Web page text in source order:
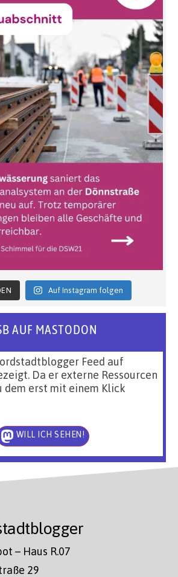
Auf Instagram folgen
AUF MASTODON
Feed auf
Da er externe Ressourcen
dem erst mit einem Klick
WILL ICH SEHEN!
– Haus R.07
29